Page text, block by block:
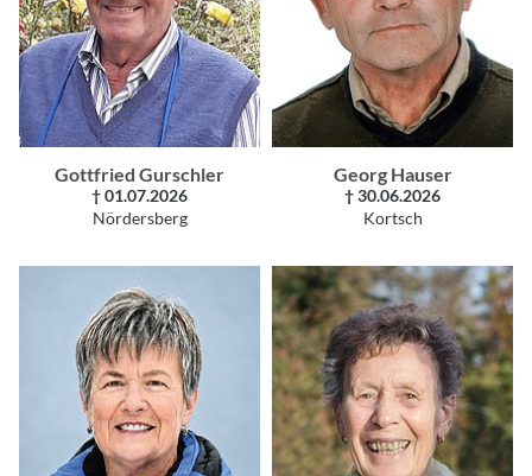
Gottfried Gurschler
† 01.07.2026
Nördersberg
Georg Hauser
† 30.06.2026
Kortsch